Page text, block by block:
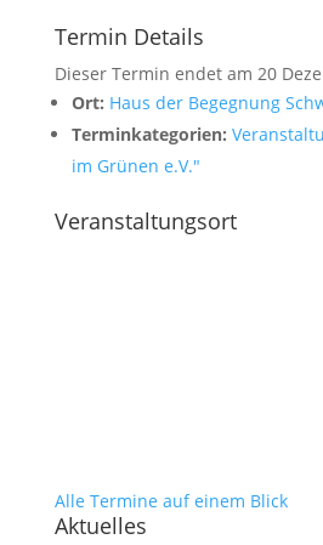
Termin Details
Dieser Termin endet am 20
Ort: Haus der Begegnung
Terminkategorien:
im Grünen e.V."
Veranstaltungsort
Alle Termine auf einem Blick
Aktuelles